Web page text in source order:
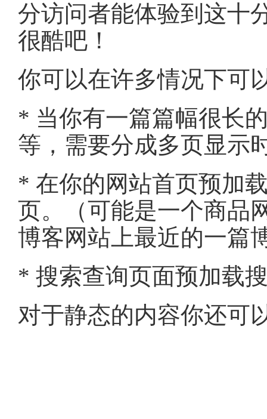
分访问者能体验到这十
很酷吧！
你可以在许多情况下可
* 当你有一篇篇幅很长
等，需要分成多页显示
* 在你的网站首页预加
页。（可能是一个商品
博客网站上最近的一篇
* 搜索查询页面预加载
对于静态的内容你还可